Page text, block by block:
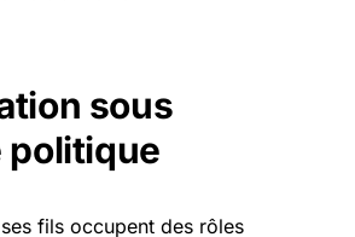
sous
fils occupent des rôles